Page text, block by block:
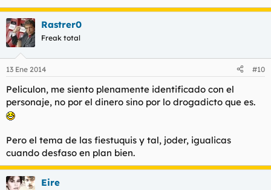
Rastrer0
Freak total
13 Ene 2014 #10
Peliculon, me siento plenamente identificado con el
personaje, no por el dinero sino por lo drogadicto que es.
Pero el tema de las fiestuquis y tal, joder, igualicas
cuando desfaso en plan bien.
Eire